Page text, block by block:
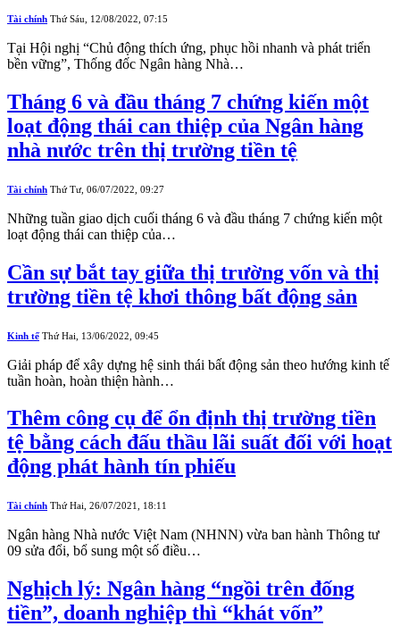
Tài chính Thứ Sáu, 12/08/2022, 07:15
Tại Hội nghị “Chủ động thích ứng, phục hồi nhanh và phát triển
bền vững”, Thống đốc Ngân hàng Nhà…
Tháng 6 và đầu tháng 7 chứng kiến một
loạt động thái can thiệp của Ngân hàng
nhà nước trên thị trường tiền tệ
Tài chính Thứ Tư, 06/07/2022, 09:27
Những tuần giao dịch cuối tháng 6 và đầu tháng 7 chứng kiến một
loạt động thái can thiệp của…
Cần sự bắt tay giữa thị trường vốn và thị
trường tiền tệ khơi thông bất động sản
Kinh tế Thứ Hai, 13/06/2022, 09:45
Giải pháp để xây dựng hệ sinh thái bất động sản theo hướng kinh tế
tuần hoàn, hoàn thiện hành…
Thêm công cụ để ổn định thị trường tiền
tệ bằng cách đấu thầu lãi suất đối với hoạt
động phát hành tín phiếu
Tài chính Thứ Hai, 26/07/2021, 18:11
Ngân hàng Nhà nước Việt Nam (NHNN) vừa ban hành Thông tư
09 sửa đổi, bổ sung một số điều…
Nghịch lý: Ngân hàng “ngồi trên đống
tiền”, doanh nghiệp thì “khát vốn”